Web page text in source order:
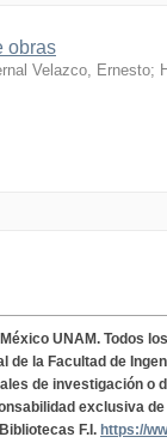
obras
Velazco, Ernesto;
UNAM. Todos
de la Facultad de
de investigación o
exclusiva
F.I. https://